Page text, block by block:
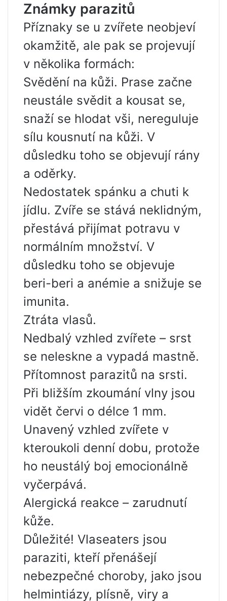
Známky parazitů
Příznaky se u zvířete neobjeví
okamžitě, ale pak se projevují
v několika formách:
Svědění na kůži. Prase začne
neustále svědit a kousat se,
snaží se hlodat vši, nereguluje
sílu kousnutí na kůži. V
důsledku toho se objevují rány
a oděrky.
Nedostatek spánku a chuti k
jídlu. Zvíře se stává neklidným,
přestává přijímat potravu v
normálním množství. V
důsledku toho se objevuje
beri-beri a anémie a snižuje se
imunita.
Ztráta vlasů.
Nedbalý vzhled zvířete – srst
se neleskne a vypadá mastně.
Přítomnost parazitů na srsti.
Při bližším zkoumání vlny jsou
vidět červi o délce 1 mm.
Unavený vzhled zvířete v
kteroukoli denní dobu, protože
ho neustálý boj emocionálně
vyčerpává.
Alergická reakce – zarudnutí
kůže.
Důležité! Vlaseaters jsou
paraziti, kteří přenášejí
nebezpečné choroby, jako jsou
helmintiázy, plísně, viry a